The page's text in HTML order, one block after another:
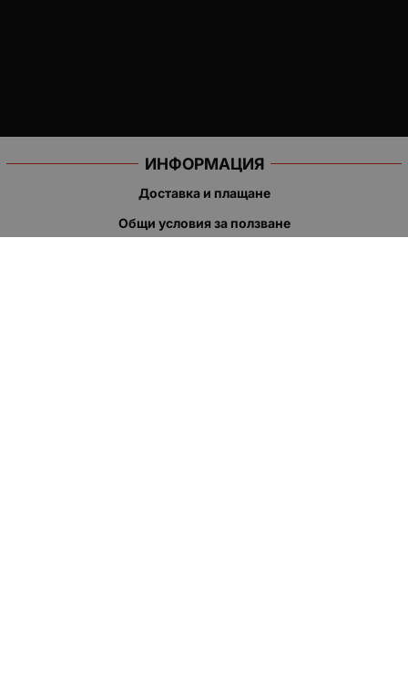
ИНФОРМАЦИЯ
Доставка и плащане
Общи условия за ползване